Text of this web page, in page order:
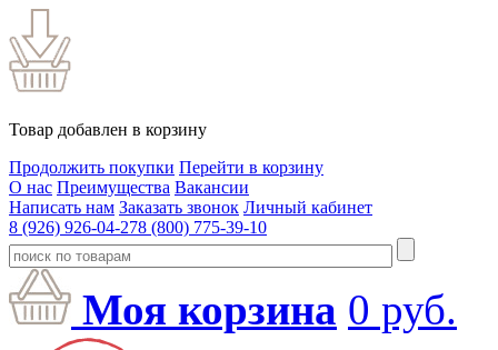
Товар добавлен в корзину
Продолжить покупки Перейти в корзину
О нас Преимущества Вакансии
Написать нам Заказать звонок Личный кабинет
8 (926) 926-04-278 (800) 775-39-10
Моя корзина 0 руб.